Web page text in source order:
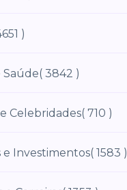
)
Saúde( 3842 )
Celebridades( 710 )
e Investimentos( 1583 )